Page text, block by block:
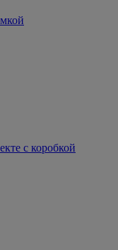
с коробкой